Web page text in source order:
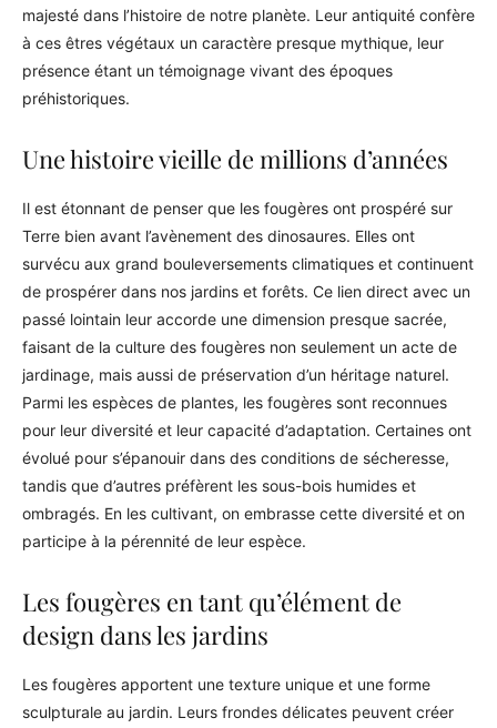
majesté dans l’histoire de notre planète. Leur antiquité confère
à ces êtres végétaux un caractère presque mythique, leur
présence étant un témoignage vivant des époques
préhistoriques.
Une histoire vieille de millions d’années
Il est étonnant de penser que les fougères ont prospéré sur
Terre bien avant l’avènement des dinosaures. Elles ont
survécu aux grand bouleversements climatiques et continuent
de prospérer dans nos jardins et forêts. Ce lien direct avec un
passé lointain leur accorde une dimension presque sacrée,
faisant de la culture des fougères non seulement un acte de
jardinage, mais aussi de préservation d’un héritage naturel.
Parmi les espèces de plantes, les fougères sont reconnues
pour leur diversité et leur capacité d’adaptation. Certaines ont
évolué pour s’épanouir dans des conditions de sécheresse,
tandis que d’autres préfèrent les sous-bois humides et
ombragés. En les cultivant, on embrasse cette diversité et on
participe à la pérennité de leur espèce.
Les fougères en tant qu’élément de
design dans les jardins
Les fougères apportent une texture unique et une forme
sculpturale au jardin. Leurs frondes délicates peuvent créer